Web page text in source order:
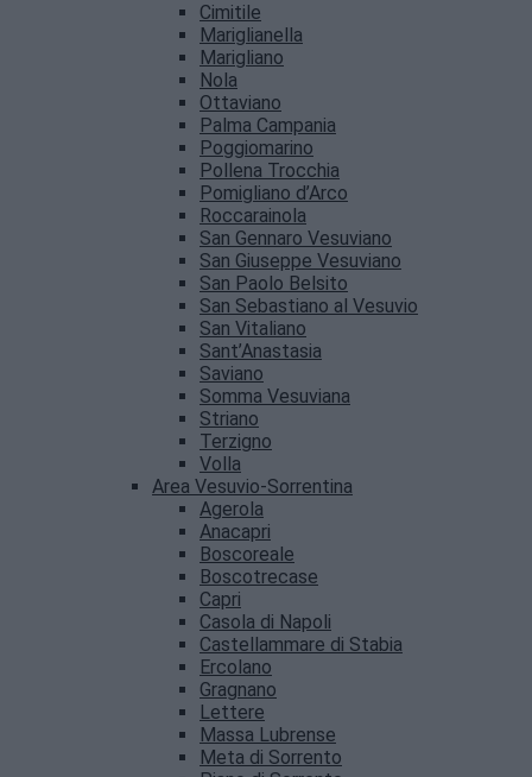
Cimitile
Mariglianella
Marigliano
Nola
Ottaviano
Palma Campania
Poggiomarino
Pollena Trocchia
Pomigliano d’Arco
Roccarainola
San Gennaro Vesuviano
San Giuseppe Vesuviano
San Paolo Belsito
San Sebastiano al Vesuvio
San Vitaliano
Sant’Anastasia
Saviano
Somma Vesuviana
Striano
Terzigno
Volla
Area Vesuvio-Sorrentina
Agerola
Anacapri
Boscoreale
Boscotrecase
Capri
Casola di Napoli
Castellammare di Stabia
Ercolano
Gragnano
Lettere
Massa Lubrense
Meta di Sorrento